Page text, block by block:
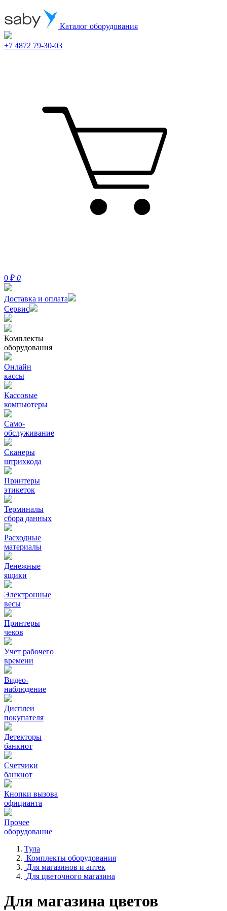
Каталог оборудования
+7 4872 79-30-03
0 ₽ 0
Доставка и оплата
Сервис
Комплекты
оборудования
Онлайн
кассы
Кассовые
компьютеры
Само-
обслуживание
Сканеры
штрихкода
Принтеры
этикеток
Терминалы
сбора данных
Расходные
материалы
Денежные
ящики
Электронные
весы
Принтеры
чеков
Учет рабочего
времени
Видео‑
наблюдение
Дисплеи
покупателя
Детекторы
банкнот
Счетчики
банкнот
Кнопки вызова
официанта
Прочее
оборудование
Тула
Комплекты оборудования
Для магазинов и аптек
Для цветочного магазина
Для магазина цветов